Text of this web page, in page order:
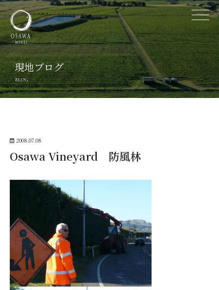
現地ブログ
BLOG
2008.07.08
Osawa Vineyard 防風林